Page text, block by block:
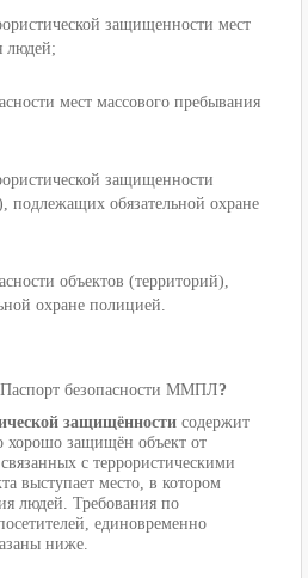
защищенности мест
людей;
мест массового пребывания
защищенности
подлежащих обязательной охране
объектов (территорий),
охране полицией.
Паспорт безопасности ММПЛ?
защищённости содержит
хорошо защищён объект от
с террористическими
выступает место, в котором
людей. Требования по
единовременно
ниже.